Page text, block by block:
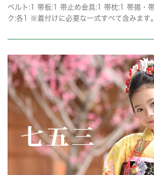
ベルト:1 帯板:1 帯止め金具:1 帯枕:1 帯揚・
ク:各1 ※着付けに必要な一式すべて含みます。